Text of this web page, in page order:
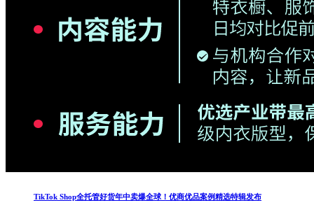
TikTok Shop全托管好货年中卖爆全球！优商优品案例精选特辑发布